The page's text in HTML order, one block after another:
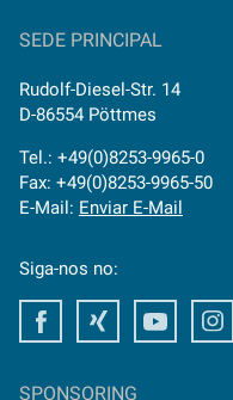
SEDE PRINCIPAL
Rudolf-Diesel-Str. 14
D-86554 Pöttmes
Tel.: +49(0)8253-9965-0
Fax: +49(0)8253-9965-50
E-Mail: Enviar E-Mail
Siga-nos no:
FacebookXing Youtube
SPONSORING